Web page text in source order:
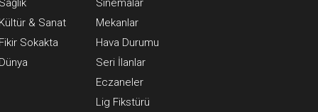
Sağlık
Kültür & Sanat
Fikir Sokakta
Dünya
Sinemalar
Mekanlar
Hava Durumu
Seri İlanlar
Eczaneler
Lig Fikstürü